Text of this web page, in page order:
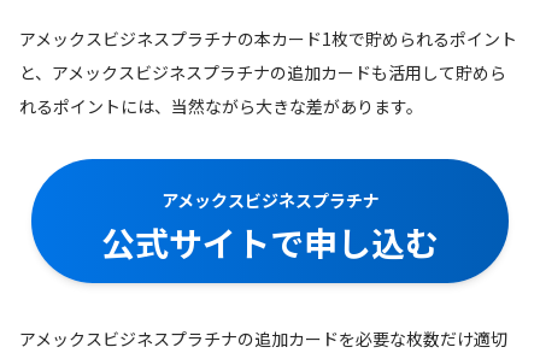
アメックスビジネスプラチナの本カード1枚で貯められるポイント
と、アメックスビジネスプラチナの追加カードも活用して貯めら
れるポイントには、当然ながら大きな差があります。
アメックスビジネスプラチナ
公式サイトで申し込む
アメックスビジネスプラチナの追加カードを必要な枚数だけ適切